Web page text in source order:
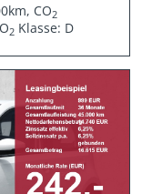
CO2
2 Klasse: D